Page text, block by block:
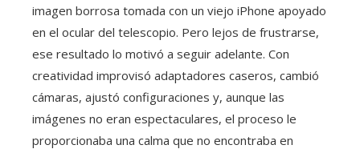
imagen borrosa tomada con un viejo iPhone apoyado
en el ocular del telescopio. Pero lejos de frustrarse,
ese resultado lo motivó a seguir adelante. Con
creatividad improvisó adaptadores caseros, cambió
cámaras, ajustó configuraciones y, aunque las
imágenes no eran espectaculares, el proceso le
proporcionaba una calma que no encontraba en